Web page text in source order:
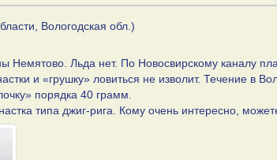
Вологодская обл.)
Немятово. Льда нет. По Новосвирскому каналу
и «грушку» ловиться не изволит. Течение в
порядка 40 грамм.
типа джиг-рига. Кому очень интересно,